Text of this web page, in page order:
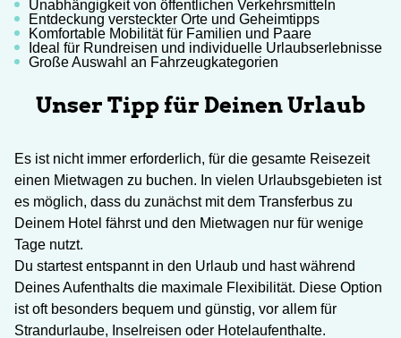
Unabhängigkeit von öffentlichen Verkehrsmitteln
Entdeckung versteckter Orte und Geheimtipps
Komfortable Mobilität für Familien und Paare
Ideal für Rundreisen und individuelle Urlaubserlebnisse
Große Auswahl an Fahrzeugkategorien
Unser Tipp für Deinen Urlaub
Es ist nicht immer erforderlich, für die gesamte Reisezeit
einen Mietwagen zu buchen. In vielen Urlaubsgebieten ist
es möglich, dass du zunächst mit dem Transferbus zu
Deinem Hotel fährst und den Mietwagen nur für wenige
Tage nutzt.
Du startest entspannt in den Urlaub und hast während
Deines Aufenthalts die maximale Flexibilität. Diese Option
ist oft besonders bequem und günstig, vor allem für
Strandurlaube, Inselreisen oder Hotelaufenthalte.